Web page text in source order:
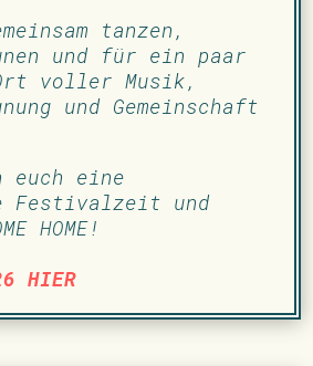
tanzen,
und für ein paar
voller Musik,
und Gemeinschaft
euch eine
Festivalzeit und
HOME!
HIER